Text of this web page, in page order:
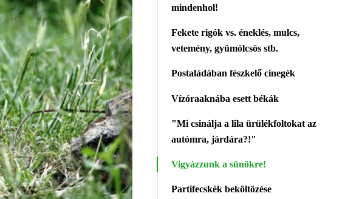
mindenhol!
Fekete rigók vs. éneklés, mulcs,
vetemény, gyümölcsös stb.
Postaládában fészkelő cinegék
Vízóraaknába esett békák
"Mi csinálja a lila ürülékfoltokat az
autómra, járdára?!"
Vigyázzunk a sünökre!
Partifecskék beköltözése